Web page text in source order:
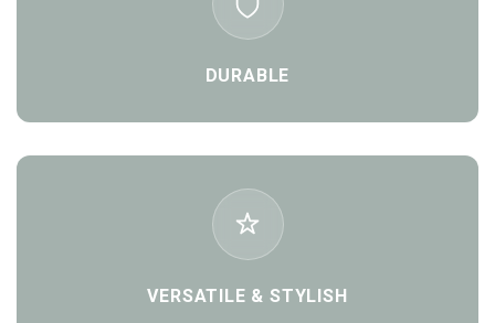
DURABLE
VERSATILE & STYLISH